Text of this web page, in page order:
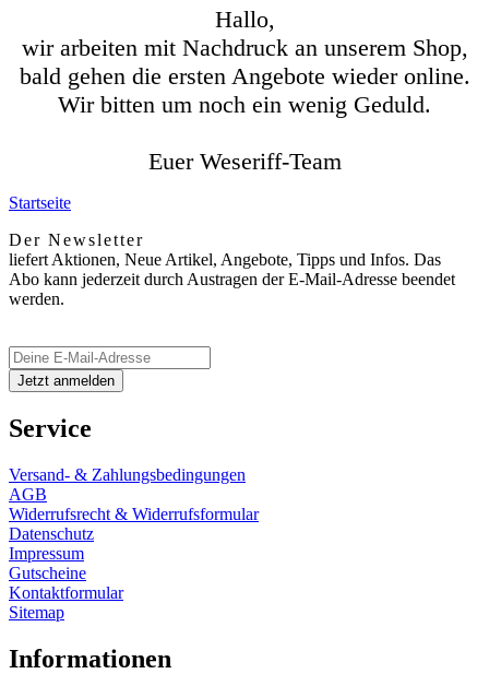
Hallo,
wir arbeiten mit Nachdruck an unserem Shop,
bald gehen die ersten Angebote wieder online.
Wir bitten um noch ein wenig Geduld.
Euer Weseriff-Team
Startseite
Der Newsletter
liefert Aktionen, Neue Artikel, Angebote, Tipps und Infos. Das
Abo kann jederzeit durch Austragen der E-Mail-Adresse beendet
werden.
Service
Versand- & Zahlungsbedingungen
AGB
Widerrufsrecht & Widerrufsformular
Datenschutz
Impressum
Gutscheine
Kontaktformular
Sitemap
Informationen